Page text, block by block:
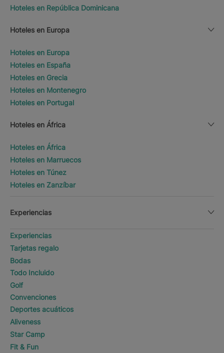
Hoteles en República Dominicana
Hoteles en Europa
Hoteles en Europa
Hoteles en España
Hoteles en Grecia
Hoteles en Montenegro
Hoteles en Portugal
Hoteles en África
Hoteles en África
Hoteles en Marruecos
Hoteles en Túnez
Hoteles en Zanzíbar
Experiencias
Experiencias
Tarjetas regalo
Bodas
Todo Incluido
Golf
Convenciones
Deportes acuáticos
Aliveness
Star Camp
Fit & Fun